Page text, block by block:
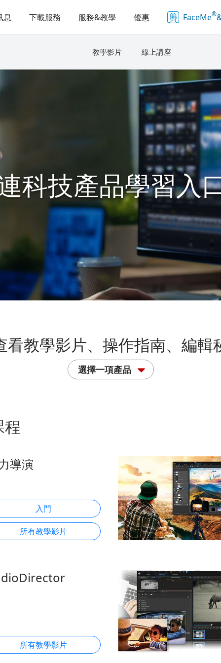
息 下載服務 服務&教學 優惠 FaceMe®
教學影片 線上講座
科技產品學習入
看教學影片、操作指南、編輯
選擇一項產品
導演
入門
所有教學影片
所有教學影片